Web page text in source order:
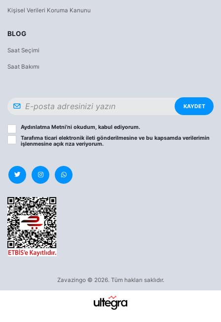
Kişisel Verileri Koruma Kanunu
BLOG
Saat Seçimi
Saat Bakımı
KAYDET
Aydınlatma Metni’ni okudum, kabul ediyorum.
Tarafıma ticari elektronik ileti gönderilmesine ve bu kapsamda verilerimin
işlenmesine açık rıza veriyorum.
Zavazingo © 2026. Tüm hakları saklıdır.